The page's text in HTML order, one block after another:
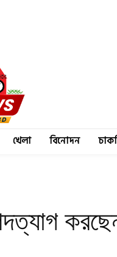
খেলা বিনোদন